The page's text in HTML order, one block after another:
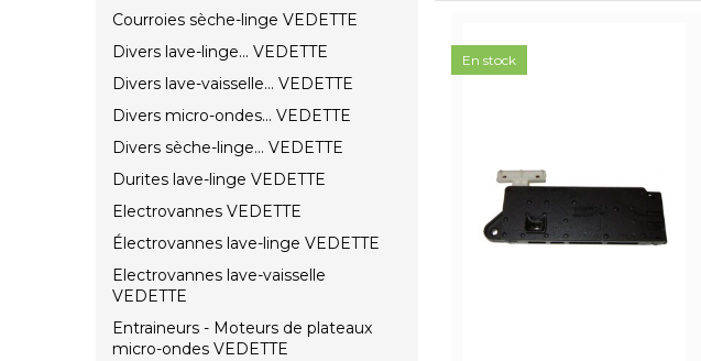
Courroies sèche-linge VEDETTE
Divers lave-linge... VEDETTE
Divers lave-vaisselle... VEDETTE
Divers micro-ondes... VEDETTE
Divers sèche-linge... VEDETTE
Durites lave-linge VEDETTE
Electrovannes VEDETTE
Électrovannes lave-linge VEDETTE
Electrovannes lave-vaisselle
VEDETTE
Entraineurs - Moteurs de plateaux
micro-ondes VEDETTE
En stock